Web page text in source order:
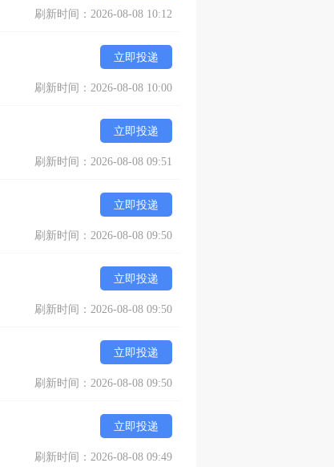
刷新时间：2026-08-08 10:12
立即投递
刷新时间：2026-08-08 10:00
立即投递
刷新时间：2026-08-08 09:51
立即投递
刷新时间：2026-08-08 09:50
立即投递
刷新时间：2026-08-08 09:50
立即投递
刷新时间：2026-08-08 09:50
立即投递
刷新时间：2026-08-08 09:49